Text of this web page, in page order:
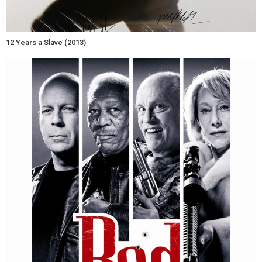
12 Years a Slave (2013)